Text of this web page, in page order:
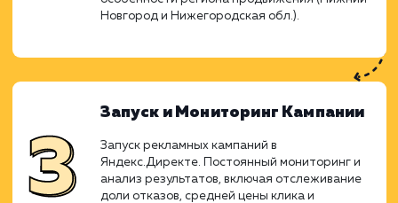
Анализ Проблемы и
Изучение состояния сайта, определение
проблемы со спамным трафиком и спамными
заявками. Реализация правил в файле
для устранения уязвимых мест. Установка
капчи на формы обратной связи и
с reachgoal Яндекса.